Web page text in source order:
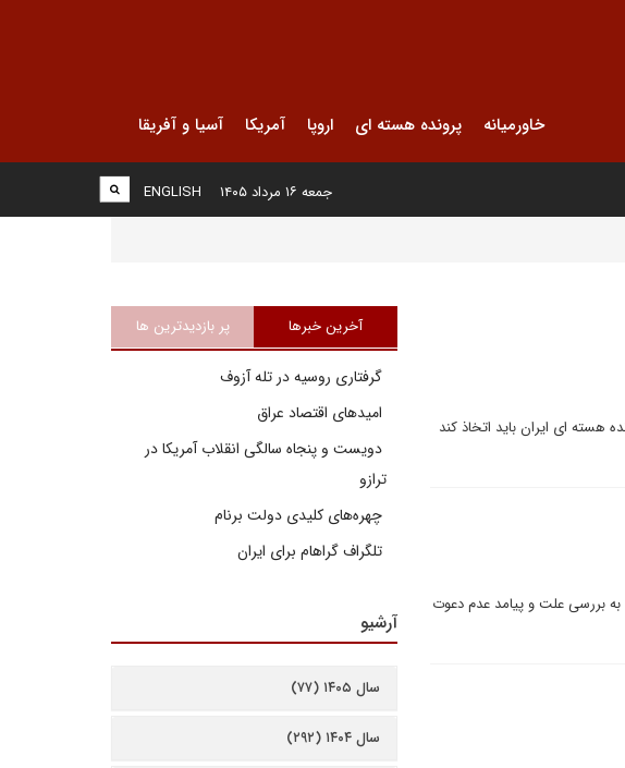
خاورمیانه پرونده هسته ای اروپا آمریکا آسیا و آفریقا
ENGLISH جمعه ۱۶ مرداد ۱۴۰۵
دولت امریکا در پرونده هسته ای ایران باید اتخاذ کند
بررسی علت و پیامد عدم دعوت
آخرین خبرها پر بازدیدترین ها
گرفتاری روسیه در تله آزوف
امیدهای اقتصاد عراق
دویست و پنجاه سالگی انقلاب آمریکا در
ترازو
چهره‌های کلیدی دولت برنام
تلگراف گراهام برای ایران
آرشیو
سال ۱۴۰۵ (۷۷)
سال ۱۴۰۴ (۲۹۲)